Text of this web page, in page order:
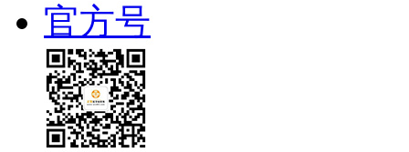
官方号